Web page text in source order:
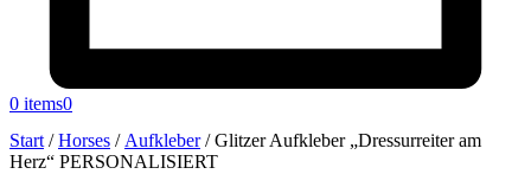
0 items0
Start /Horses / Aufkleber/Glitzer Aufkleber „Dressurreiter am
Herz“ PERSONALISIERT